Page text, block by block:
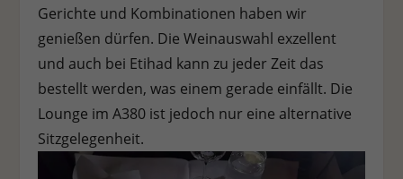
Gerichte und Kombinationen haben wir
genießen dürfen. Die Weinauswahl exzellent
und auch bei Etihad kann zu jeder Zeit das
bestellt werden, was einem gerade einfällt. Die
Lounge im A380 ist jedoch nur eine alternative
Sitzgelegenheit.